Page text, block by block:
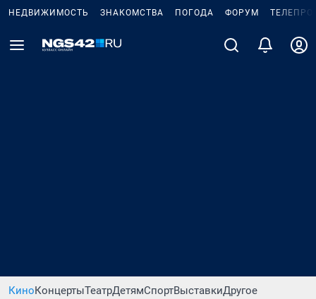
НЕДВИЖИМОСТЬ ЗНАКОМСТВА ПОГОДА ФОРУМ
КиноКонцертыТеатрДетямСпортВыставкиДругое